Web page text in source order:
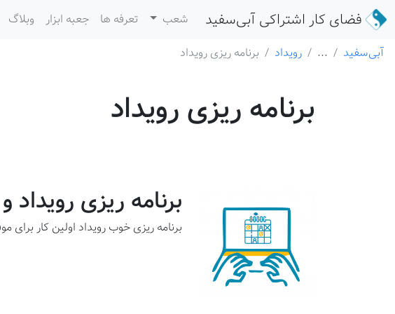
فضای کار اشتراکیآبی‌سفید شعب تعرفه ها جعبه ابزار وبلاگ
آبی‌سفید
... رویداد برنامه ریزی رویداد
برنامه ریزی رویداد
برنامه ریزی
برنامه ریزی خوب رویداد اولین کار